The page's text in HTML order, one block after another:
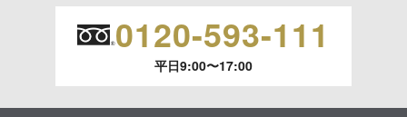
います。）に応じます。
開示等のご請求は、下記お問い合わせ先窓口へご連絡願いま
す。
0120-593-111
平日9:00〜17:00